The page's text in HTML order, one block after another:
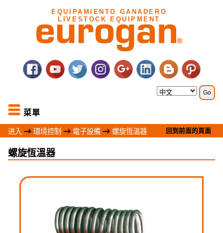
EQUIPAMIENTO GANADERO
LIVESTOCK EQUIPMENT
菜單
进入 環境控制 電子設備 螺旋恆溫器 回到前面的頁面
螺旋恆溫器